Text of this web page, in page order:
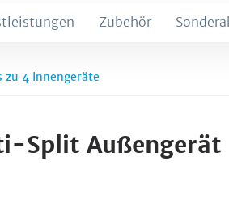
Zubehör
zu 4 Innengeräte
Split Außengerät